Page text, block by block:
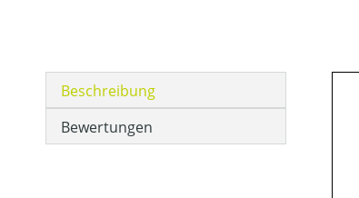
Beschreibung
Bewertungen